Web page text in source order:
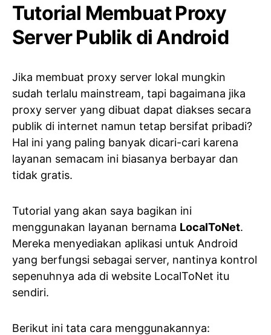
Tutorial Membuat Proxy
Server Publik di Android
Jika membuat proxy server lokal mungkin
sudah terlalu mainstream, tapi bagaimana jika
proxy server yang dibuat dapat diakses secara
publik di internet namun tetap bersifat pribadi?
Hal ini yang paling banyak dicari-cari karena
layanan semacam ini biasanya berbayar dan
tidak gratis.
Tutorial yang akan saya bagikan ini
menggunakan layanan bernama LocalToNet.
Mereka menyediakan aplikasi untuk Android
yang berfungsi sebagai server, nantinya kontrol
sepenuhnya ada di website LocalToNet itu
sendiri.
Berikut ini tata cara menggunakannya: